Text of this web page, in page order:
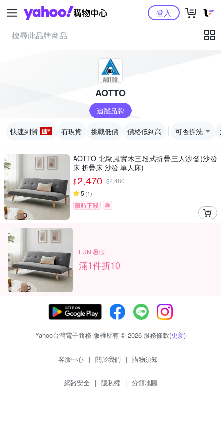
Yahoo購物中心登入
AOTTO
追蹤品牌
快速到貨 有現貨 挑戰低價 價格低到高 可否拆洗
AOTTO 北歐風實木三段式折疊三人沙發(沙發
床 折疊床 沙發 單人床)
$2,470 $2,480
5 (1)
限時下殺 券
FUN 暑假
滿1件折10
Yahoo台灣電子商務 版權所有 © 2026 服務條款(更新)
客服中心 | 關於我們 | 購物須知
網路安全 | 隱私權 | 分類地圖